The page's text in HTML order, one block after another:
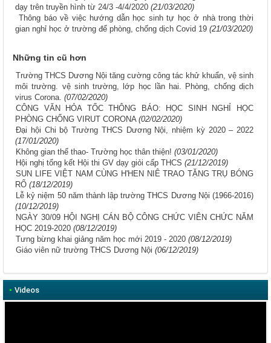
dạy trên truyền hình từ 24/3 -4/4/2020 (21/03/2020)
Thông báo về việc hướng dẫn học sinh tự học ở nhà trong thời
gian nghỉ học ở trường để phòng, chống dịch Covid 19 (21/03/2020)
Những tin cũ hơn
Trường THCS Dương Nội tăng cường công tác khử khuẩn, vệ sinh
môi trường. vệ sinh trường, lớp học lần hai. Phòng, chống dịch
virus Corona. (07/02/2020)
CÔNG VĂN HỎA TỐC THÔNG BÁO: HỌC SINH NGHỈ HỌC
PHÒNG CHỐNG VIRUT CORONA (02/02/2020)
Đại hội Chi bộ Trường THCS Dương Nội, nhiệm kỳ 2020 – 2022
(17/01/2020)
Không gian thể thao- Trường học thân thiện! (03/01/2020)
Hội nghị tổng kết Hội thi GV dạy giỏi cấp THCS (21/12/2019)
SUN LIFE VIỆT NAM CÙNG H'HEN NIÊ TRAO TẶNG TRỤ BÓNG
RỔ (18/12/2019)
Lễ kỷ niệm 50 năm thành lập trường THCS Dương Nội (1966-2016)
(10/12/2019)
NGÀY 30/09 HỘI NGHỊ CÁN BỘ CÔNG CHỨC VIÊN CHỨC NĂM
HỌC 2019-2020 (08/12/2019)
Tưng bừng khai giảng năm học mới 2019 - 2020 (08/12/2019)
Giáo viên nữ trường THCS Dương Nội (06/12/2019)
• Videos